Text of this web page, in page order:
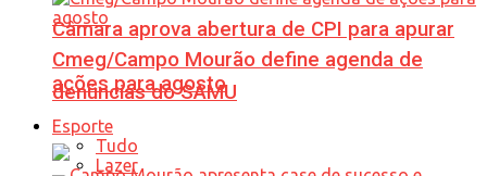
Câmara aprova abertura de CPI para apurar
denúncias do SAMU
Cmeg/Campo Mourão define agenda de
ações para agosto
Esporte
Tudo
Lazer